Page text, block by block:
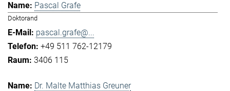
Pascal Grafe
Doktorand
pascal.grafe@...
+49 511 762-12179
3406 115
Dr. Malte Matthias Greuner